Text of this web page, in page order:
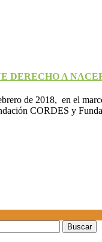
DERECHO A
de 2018, en el
CORDES y